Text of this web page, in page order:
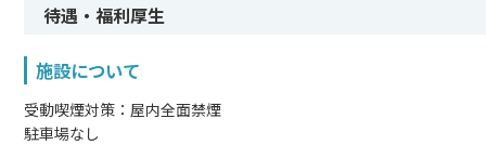
待遇・福利厚生
施設について
受動喫煙対策：屋内全面禁煙
駐車場なし